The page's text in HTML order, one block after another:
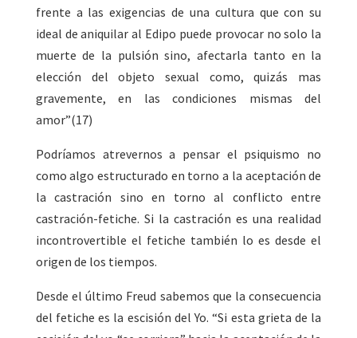
frente a las exigencias de una cultura que con su
ideal de aniquilar al Edipo puede provocar no solo la
muerte de la pulsión sino, afectarla tanto en la
elección del objeto sexual como, quizás mas
gravemente, en las condiciones mismas del
amor”(17)
Podríamos atrevernos a pensar el psiquismo no
como algo estructurado en torno a la aceptación de
la castración sino en torno al conflicto entre
castración-fetiche. Si la castración es una realidad
incontrovertible el fetiche también lo es desde el
origen de los tiempos.
Desde el último Freud sabemos que la consecuencia
del fetiche es la escisión del Yo. “Si esta grieta de la